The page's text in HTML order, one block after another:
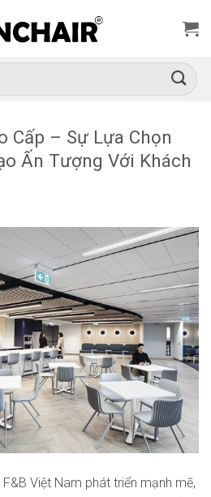
Cấp – Sự Lựa Chọn
Ấn Tượng Với Khách
Việt Nam phát triển mạnh mẽ,